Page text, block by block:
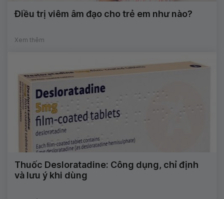
Điều trị viêm âm đạo cho trẻ em như nào?
Xem thêm
Thuốc Desloratadine: Công dụng, chỉ định
và lưu ý khi dùng